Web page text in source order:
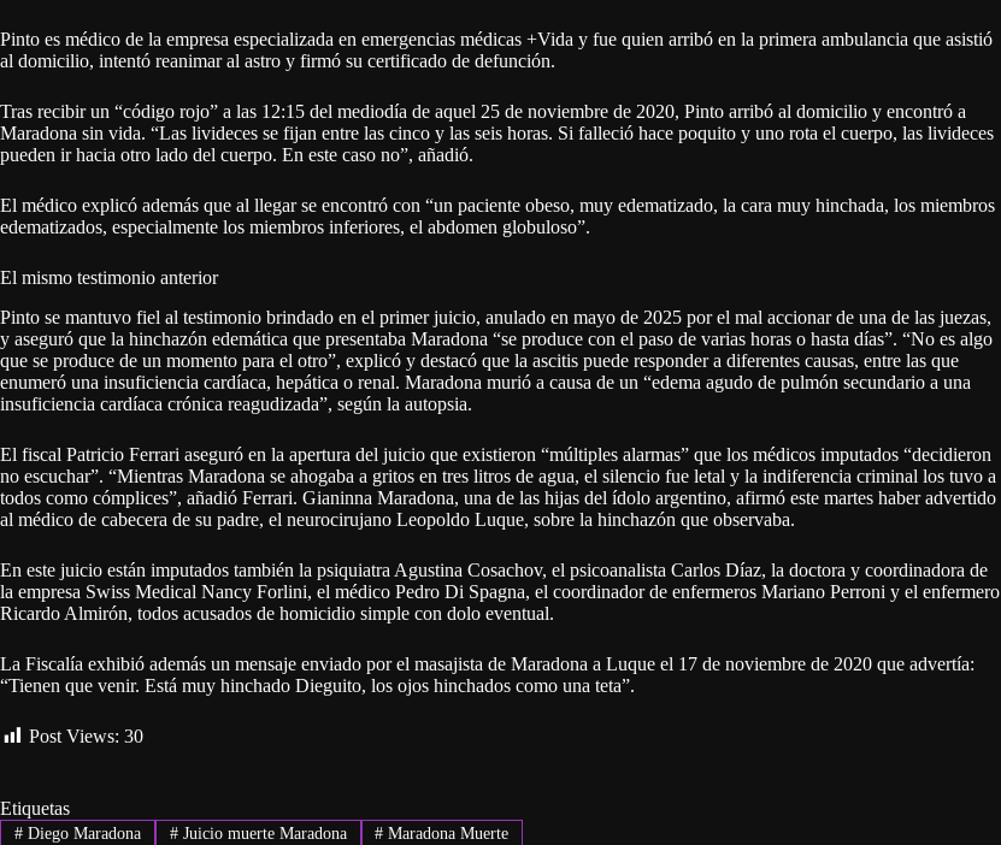
Pinto es médico de la empresa especializada en emergencias médicas +Vida y fue quien arribó en la primera ambulancia que asistió
al domicilio, intentó reanimar al astro y firmó su certificado de defunción.
Tras recibir un “código rojo” a las 12:15 del mediodía de aquel 25 de noviembre de 2020, Pinto arribó al domicilio y encontró a
Maradona sin vida. “Las livideces se fijan entre las cinco y las seis horas. Si falleció hace poquito y uno rota el cuerpo, las livideces
pueden ir hacia otro lado del cuerpo. En este caso no”, añadió.
El médico explicó además que al llegar se encontró con “un paciente obeso, muy edematizado, la cara muy hinchada, los miembros
edematizados, especialmente los miembros inferiores, el abdomen globuloso”.
El mismo testimonio anterior
Pinto se mantuvo fiel al testimonio brindado en el primer juicio, anulado en mayo de 2025 por el mal accionar de una de las juezas,
y aseguró que la hinchazón edemática que presentaba Maradona “se produce con el paso de varias horas o hasta días”. “No es algo
que se produce de un momento para el otro”, explicó y destacó que la ascitis puede responder a diferentes causas, entre las que
enumeró una insuficiencia cardíaca, hepática o renal. Maradona murió a causa de un “edema agudo de pulmón secundario a una
insuficiencia cardíaca crónica reagudizada”, según la autopsia.
El fiscal Patricio Ferrari aseguró en la apertura del juicio que existieron “múltiples alarmas” que los médicos imputados “decidieron
no escuchar”. “Mientras Maradona se ahogaba a gritos en tres litros de agua, el silencio fue letal y la indiferencia criminal los tuvo a
todos como cómplices”, añadió Ferrari. Gianinna Maradona, una de las hijas del ídolo argentino, afirmó este martes haber advertido
al médico de cabecera de su padre, el neurocirujano Leopoldo Luque, sobre la hinchazón que observaba.
En este juicio están imputados también la psiquiatra Agustina Cosachov, el psicoanalista Carlos Díaz, la doctora y coordinadora de
la empresa Swiss Medical Nancy Forlini, el médico Pedro Di Spagna, el coordinador de enfermeros Mariano Perroni y el enfermero
Ricardo Almirón, todos acusados de homicidio simple con dolo eventual.
La Fiscalía exhibió además un mensaje enviado por el masajista de Maradona a Luque el 17 de noviembre de 2020 que advertía:
“Tienen que venir. Está muy hinchado Dieguito, los ojos hinchados como una teta”.
Post Views: 30
Etiquetas
#Diego Maradona #Juicio muerte Maradona # Maradona Muerte